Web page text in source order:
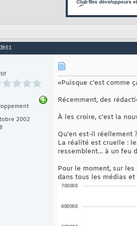
2002
«Puisque c’est comme
Récemment, des
À les croire, c’est la
Qu’en est-il réellement
La réalité est cruelle :
ressemblent… à un feu
Pour le moment, sur
dans tous les médias